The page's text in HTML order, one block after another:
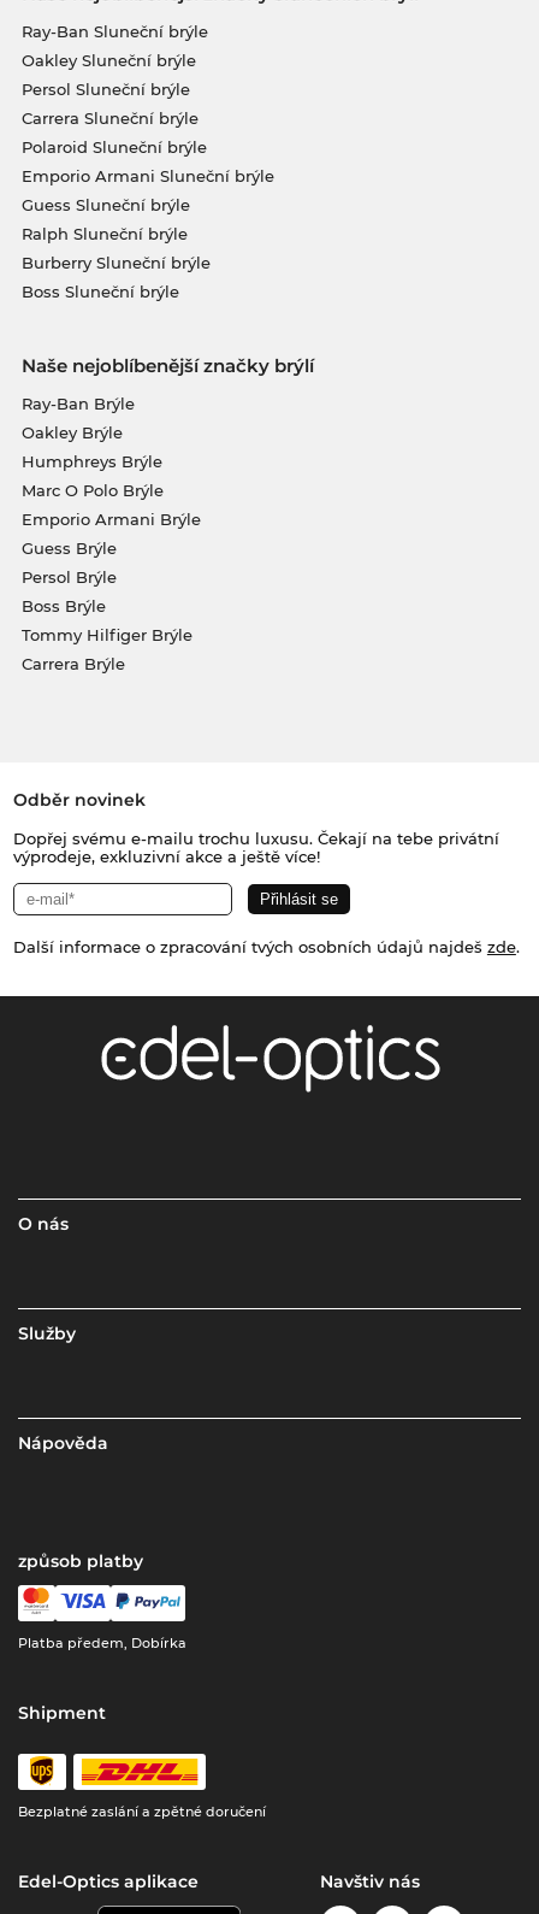
Ray-Ban Sluneční brýle
Oakley Sluneční brýle
Persol Sluneční brýle
Carrera Sluneční brýle
Polaroid Sluneční brýle
Emporio Armani Sluneční brýle
Guess Sluneční brýle
Ralph Sluneční brýle
Burberry Sluneční brýle
Boss Sluneční brýle
Naše nejoblíbenější značky brýlí
Ray-Ban Brýle
Oakley Brýle
Humphreys Brýle
Marc O Polo Brýle
Emporio Armani Brýle
Guess Brýle
Persol Brýle
Boss Brýle
Tommy Hilfiger Brýle
Carrera Brýle
Odběr novinek
Dopřej svému e-mailu trochu luxusu. Čekají na tebe privátní
výprodeje, exkluzivní akce a ještě více!
Další informace o zpracování tvých osobních údajů najdeš zde.
O nás
Služby
Nápověda
způsob platby
Platba předem, Dobírka
Shipment
Bezplatné zaslání a zpětné doručení
Edel-Optics aplikace Navštiv nás